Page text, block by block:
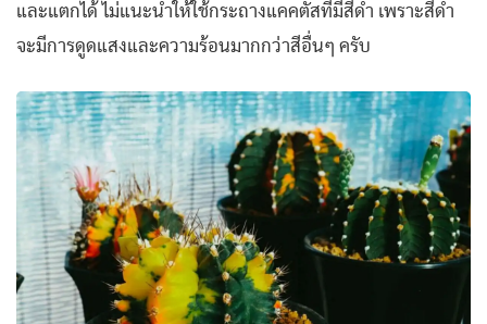
และแตกได้ ไม่แนะนำให้ใช้กระถางแคคตัสที่มีสีดำ เพราะสีดำ
จะมีการดูดแสงและความร้อนมากกว่าสีอื่นๆ ครับ